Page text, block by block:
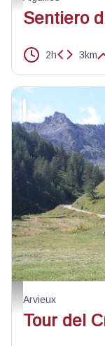
Sentiero
2h 3km
Chalet d'alpage -
Arvieux
Tour del